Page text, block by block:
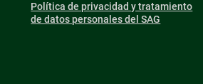
Política de privacidad y tratamiento
de datos personales del SAG